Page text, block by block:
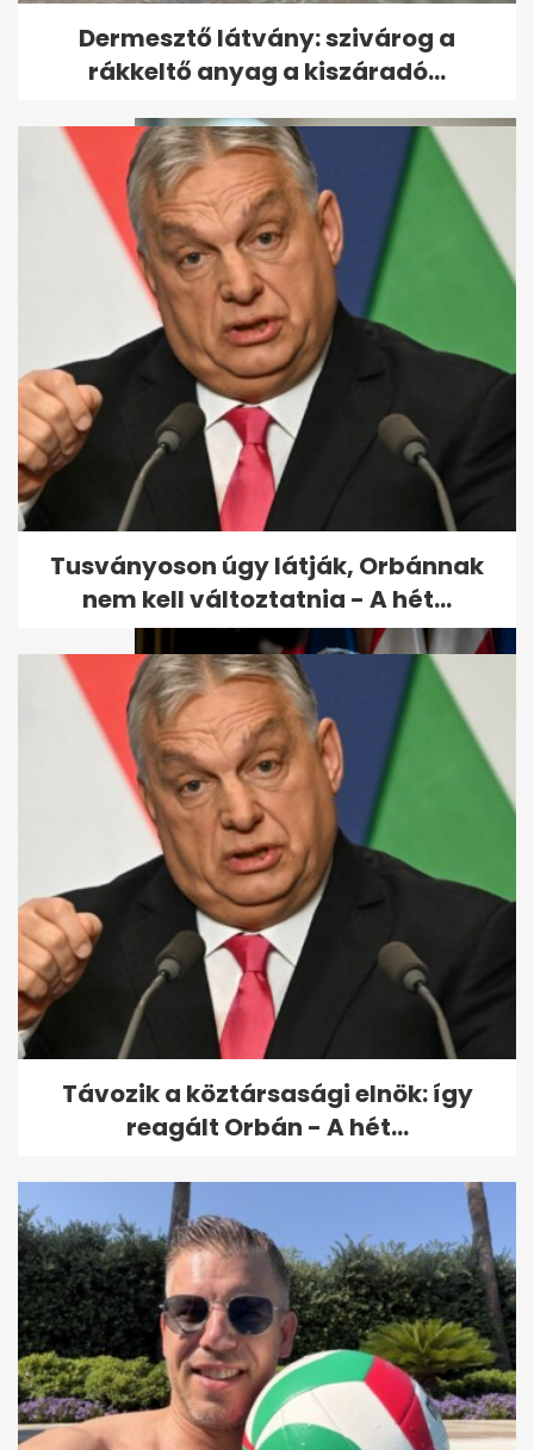
Már három magyar városban
is vízhiány van
Már a rendőrség is
figyelmeztet az új
bankkártyás csalásokra
Kiderült, mikor oltják be Orbán
Viktort
Dermesztő látvány: szivárog a
rákkeltő anyag a kiszáradó...
Tusványoson úgy látják, Orbánnak
nem kell változtatnia - A hét...
Távozik a köztársasági elnök: így
reagált Orbán - A hét...